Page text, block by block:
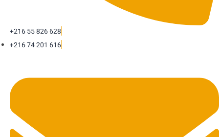
+216 55 826 628
+216 74 201 616